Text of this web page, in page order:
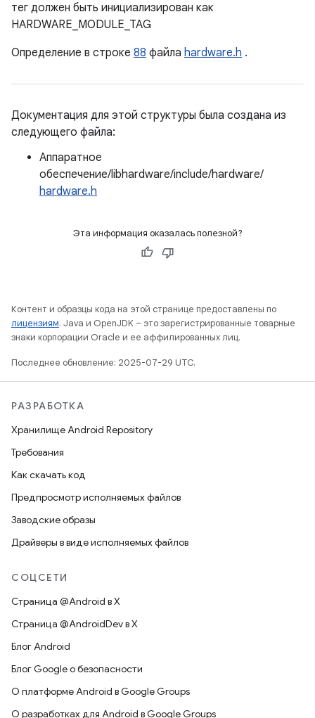
тег должен быть инициализирован как
HARDWARE_MODULE_TAG
Определение в строке 88 файла hardware.h .
Документация для этой структуры была создана из
следующего файла:
Аппаратное
обеспечение/libhardware/include/hardware/
hardware.h
Эта информация оказалась полезной?
Контент и образцы кода на этой странице предоставлены по
лицензиям. Java и OpenJDK – это зарегистрированные товарные
знаки корпорации Oracle и ее аффилированных лиц.
Последнее обновление: 2025-07-29 UTC.
РАЗРАБОТКА
Хранилище Android Repository
Требования
Как скачать код
Предпросмотр исполняемых файлов
Заводские образы
Драйверы в виде исполняемых файлов
СОЦСЕТИ
Страница @Android в X
Страница @AndroidDev в X
Блог Android
Блог Google о безопасности
О платформе Android в Google Groups
О разработках для Android в Google Groups